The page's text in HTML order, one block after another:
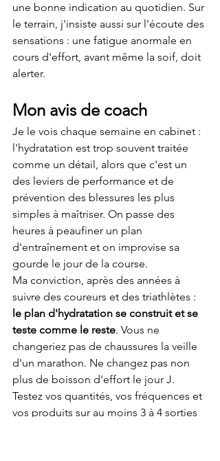
une bonne indication au quotidien. Sur
le terrain, j'insiste aussi sur l'écoute des
sensations : une fatigue anormale en
cours d'effort, avant même la soif, doit
alerter.
Mon avis de coach
Je le vois chaque semaine en cabinet :
l'hydratation est trop souvent traitée
comme un détail, alors que c'est un
des leviers de performance et de
prévention des blessures les plus
simples à maîtriser. On passe des
heures à peaufiner un plan
d'entraînement et on improvise sa
gourde le jour de la course.
Ma conviction, après des années à
suivre des coureurs et des triathlètes :
le plan d'hydratation se construit et se
teste comme le reste. Vous ne
changeriez pas de chaussures la veille
d'un marathon. Ne changez pas non
plus de boisson d'effort le jour J.
Testez vos quantités, vos fréquences et
vos produits sur au moins 3 à 4 sorties